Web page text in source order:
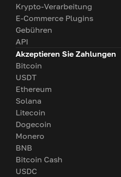
Krypto-Verarbeitung
E-Commerce Plugins
Gebühren
API
Akzeptieren Sie Zahlungen
Bitcoin
USDT
Ethereum
Solana
Litecoin
Dogecoin
Monero
BNB
Bitcoin Cash
USDC